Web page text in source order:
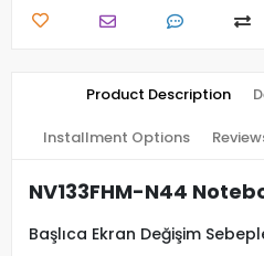
Product Description
Installment Options
NV133FHM-N44
Başlıca Ekran Değişim